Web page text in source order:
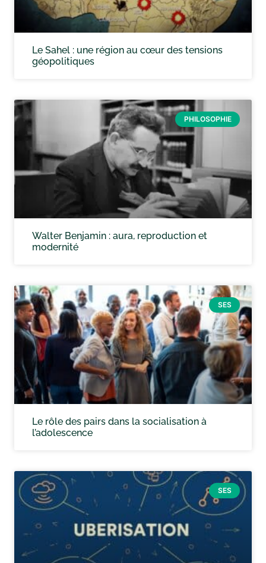
Le Sahel : une région au cœur des tensions
géopolitiques
PHILOSOPHIE
Walter Benjamin : aura, reproduction et
modernité
SES
Le rôle des pairs dans la socialisation à
l’adolescence
SES